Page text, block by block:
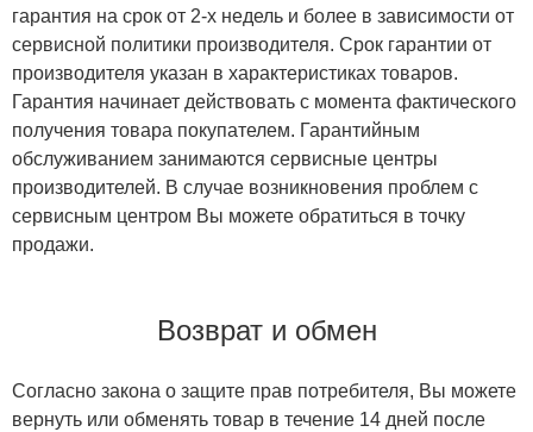
гарантия на срок от 2-х недель и более в зависимости от
сервисной политики производителя. Срок гарантии от
производителя указан в характеристиках товаров.
Гарантия начинает действовать с момента фактического
получения товара покупателем. Гарантийным
обслуживанием занимаются сервисные центры
производителей. В случае возникновения проблем с
сервисным центром Вы можете обратиться в точку
продажи.
Возврат и обмен
Согласно закона о защите прав потребителя, Вы можете
вернуть или обменять товар в течение 14 дней после